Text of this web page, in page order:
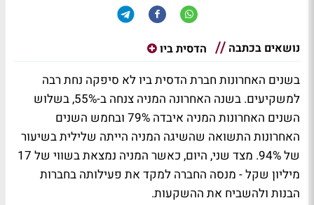
נושאים בכתבה הדסית ביו
בשנים האחרונות חברת הדסית ביו לא סיפקה נחת רבה
למשקיעים. בשנה האחרונה המניה צנחה ב-55%, בשלוש
השנים האחרונות המניה איבדה 79% ובחמש השנים
האחרונות התשואה שהשיגה המניה הייתה שלילית בשיעור
של 94%. מצד שני, היום, כאשר המניה נמצאת בשווי של 17
מיליון שקל - מנסה החברה למקד את פעילותה בחברות
הבנות ולהשביח את ההשקעות.